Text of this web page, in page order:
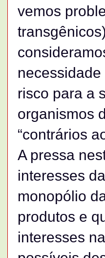
vemos
risco para a
organismos
“contrários
A pressa
interesses
monopólio
produtos e
interesses